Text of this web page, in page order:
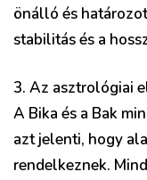
önálló és
stabilitás és a
3. Az asztrológiai
A Bika és a Bak
azt jelenti, hogy
rendelkeznek.